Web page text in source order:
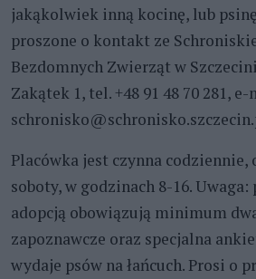
jakąkolwiek inną kocinę, lub
proszone o kontakt ze
Bezdomnych Zwierząt w
Zakątek 1, tel. +48 91 48 70 281,
Placówka jest czynna codziennie,
soboty, w godzinach 8-16. Uwaga:
adopcją obowiązują minimum
zapoznawcze oraz specjalna
wydaje psów na łańcuch. Prosi o